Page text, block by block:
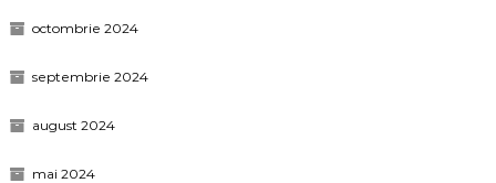
octombrie 2024
septembrie 2024
august 2024
mai 2024